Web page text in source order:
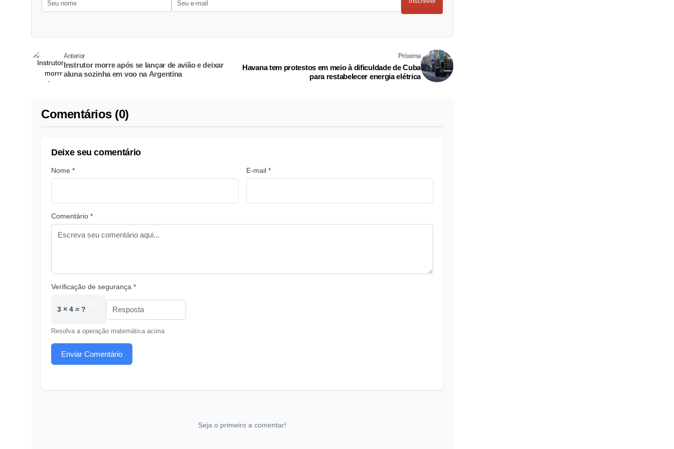
Anterior
Instrutor morre após se lançar de avião e deixar
aluna sozinha em voo na Argentina
Próxima
Havana tem protestos em meio à dificuldade de Cuba
para restabelecer energia elétrica
Comentários (0)
Deixe seu comentário
Nome * E-mail *
Comentário *
Verificação de segurança *
3 × 4 = ?
Resolva a operação matemática acima
Enviar Comentário
Seja o primeiro a comentar!